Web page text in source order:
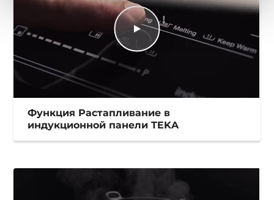
Функция Растапливание в
индукционной панели TEKA